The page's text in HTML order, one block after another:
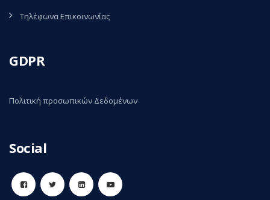
Τηλέφωνα Επικοινωνίας
GDPR
Πολιτική προσωπικών Δεδομένων
Social